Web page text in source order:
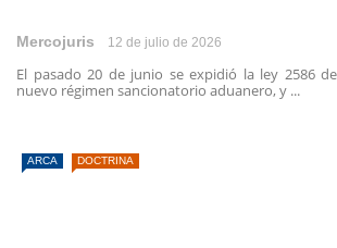
Mercojuris 12 de julio de 2026
El pasado 20 de junio se expidió la ley 2586
nuevo régimen sancionatorio aduanero, y ...
ARCA DOCTRINA